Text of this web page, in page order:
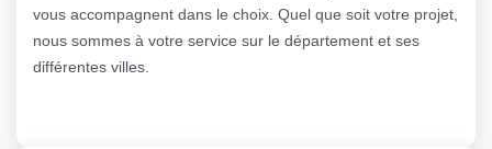
vous accompagnent dans le choix. Quel que soit votre projet,
nous sommes à votre service sur le département et ses
différentes villes.